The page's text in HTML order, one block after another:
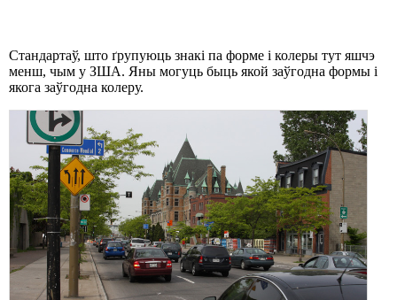
Стандартаў, што ґрупуюць знакі па форме і колеры тут яшчэ
менш, чым у ЗША. Яны могуць быць якой заўгодна формы і
якога заўгодна колеру.